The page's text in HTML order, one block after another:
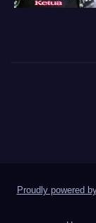
Proudly powered